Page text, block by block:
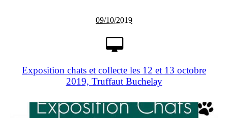
09/10/2019
Exposition chats et collecte les 12 et 13 octobre
2019, Truffaut Buchelay